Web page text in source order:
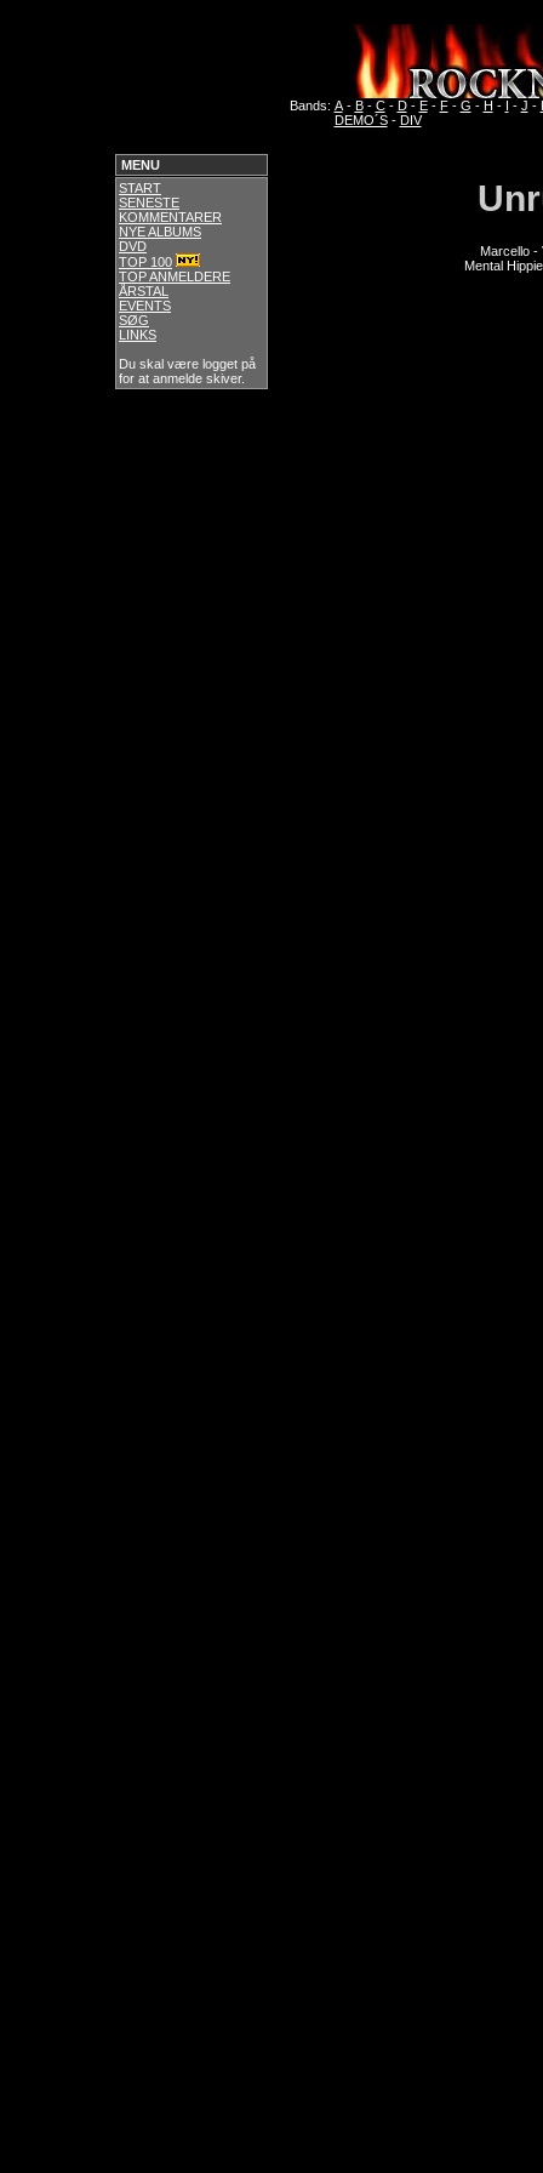
Bands: A- B- C- D- E- F- G - H - I - J -
DEMO´S- DIV
MENU
START
SENESTE
KOMMENTARER
NYE ALBUMS
DVD
TOP 100
TOP ANMELDERE
ÅRSTAL
EVENTS
SØG
LINKS
Du skal være logget på
for at anmelde skiver.
Marcello -
Mental